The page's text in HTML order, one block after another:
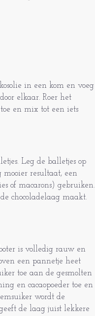
in een kom en voeg
elkaar. Roer het
en mix tot een iets
Leg de balletjes op
mooier resultaat, een
of macarons) gebruiken.
chocoladelaag maakt.
is volledig rauw en
een pannetje heet
toe aan de gesmolten
en cacaopoeder toe en
wordt de
de laag juist lekkere